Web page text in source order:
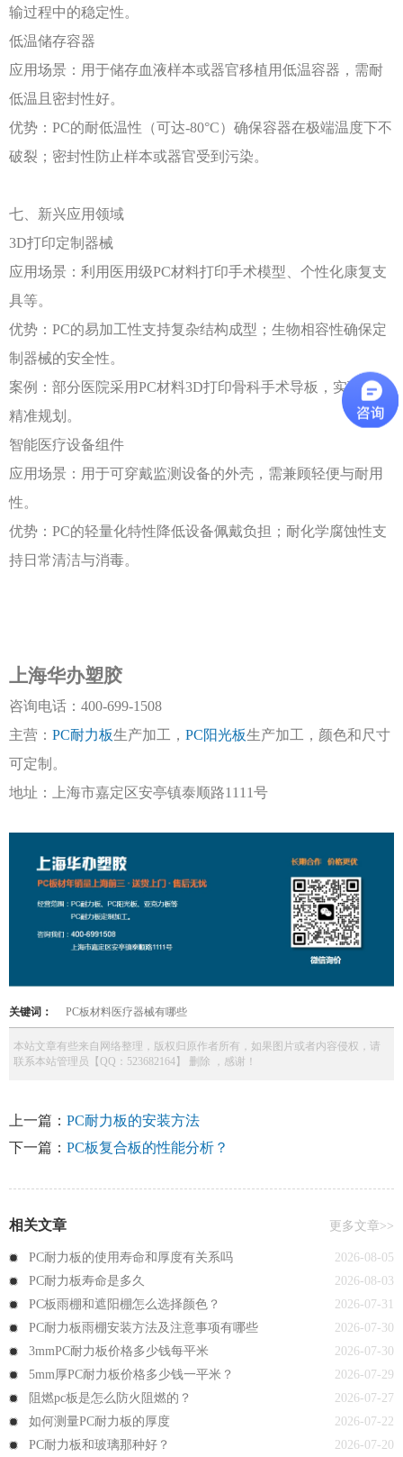
输过程中的稳定性。
低温储存容器
应用场景：用于储存血液样本或器官移植用低温容器，需耐
低温且密封性好。
优势： PC的耐低温性（可达-80°C）确保容器在极端温度下不
破裂；密封性防止样本或器官受到污染。
七、新兴应用领域
3D打印定制器械
应用场景：利用医用级PC材料打印手术模型、个性化康复支
具等。
优势： PC的易加工性支持复杂结构成型；生物相容性确保定
制器械的安全性。
案例：部分医院采用PC材料3D打印骨科手术导板，实现术前
精准规划。
智能医疗设备组件
应用场景：用于可穿戴监测设备的外壳，需兼顾轻便与耐用
性。
优势： PC的轻量化特性降低设备佩戴负担；耐化学腐蚀性支
持日常清洁与消毒。
上海华办塑胶
咨询电话： 400-699-1508
主营： PC耐力板生产加工， PC阳光板生产加工，颜色和尺寸
可定制。
地址：上海市嘉定区安亭镇泰顺路1111号
关键词： PC板材料医疗器械有哪些
本站文章有些来自网络整理，版权归原作者所有，如果图片或者内容侵权，请
联系本站管理员【QQ：523682164】 删除 ，感谢！
上一篇： PC耐力板的安装方法
下一篇： PC板复合板的性能分析？
相关文章 更多文章>>
PC耐力板的使用寿命和厚度有关系吗
2026-08-05
PC耐力板寿命是多久
2026-08-03
PC板雨棚和遮阳棚怎么选择颜色？
2026-07-31
PC耐力板雨棚安装方法及注意事项有哪些
2026-07-30
3mmPC耐力板价格多少钱每平米
2026-07-30
5mm厚PC耐力板价格多少钱一平米？
2026-07-29
阻燃pc板是怎么防火阻燃的？
2026-07-27
如何测量PC耐力板的厚度
2026-07-22
PC耐力板和玻璃那种好？
2026-07-20